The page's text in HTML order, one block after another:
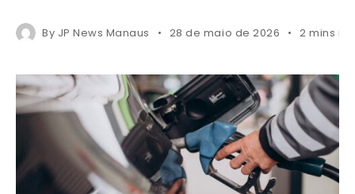
By JP News Manaus 28 de maio de 2026 2 mins